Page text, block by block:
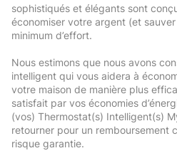
sophistiqués et élégants sont
économiser votre argent (et
minimum d’effort.
Nous estimons que nous avons
intelligent qui vous aidera à
votre maison de manière plus
satisfait par vos économies
(vos) Thermostat(s) Intelligent(s)
retourner pour un remboursement
risque garantie.